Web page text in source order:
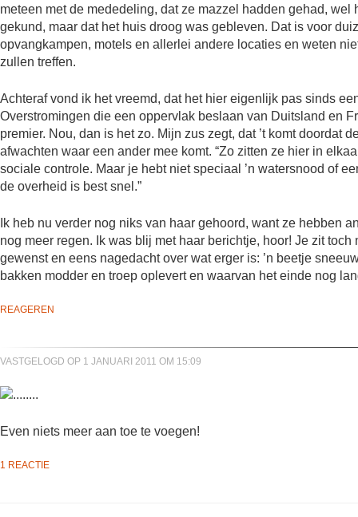
meteen met de mededeling, dat ze mazzel hadden gehad,
gekund, maar dat het huis droog was gebleven. Dat is voor
opvangkampen, motels en allerlei andere locaties en weten
zullen treffen.
Achteraf vond ik het vreemd, dat het hier eigenlijk pas sinds
Overstromingen die een oppervlak beslaan van Duitsland en
premier. Nou, dan is het zo. Mijn zus zegt, dat ’t komt doordat
afwachten waar een ander mee komt. “Zo zitten ze hier in
sociale controle. Maar je hebt niet speciaal ’n watersnood of
de overheid is best snel.”
Ik heb nu verder nog niks van haar gehoord, want ze hebben
nog meer regen. Ik was blij met haar berichtje, hoor! Je zit
gewenst en eens nagedacht over wat erger is: ’n beetje
bakken modder en troep oplevert en waarvan het einde nog
REAGEREN
VASTGELOGD OP 1 JANUARI 2011 OM 15:09
Even niets meer aan toe te voegen!
1 REACTIE